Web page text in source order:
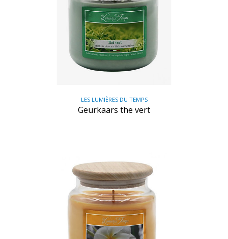
LES LUMIÈRES DU TEMPS
Geurkaars the vert